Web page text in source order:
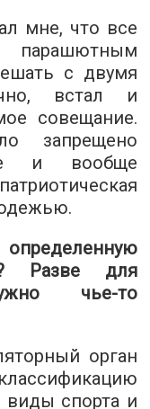
мне, что все
парашютным
с двумя
встал и
совещание.
запрещено
и вообще
Разве для
чье-то
орган
виды спорта и